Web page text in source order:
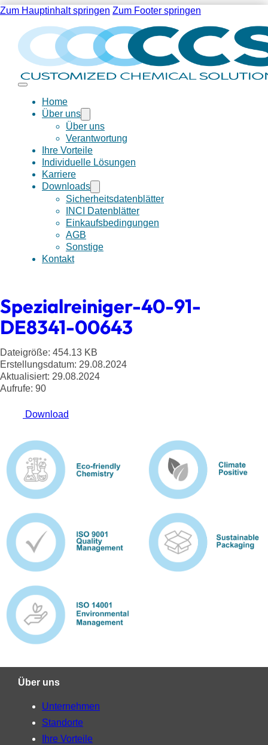
Zum Hauptinhalt springen Zum Footer springen
Home
Über uns
Über uns
Verantwortung
Ihre Vorteile
Individuelle Lösungen
Karriere
Downloads
Sicherheitsdatenblätter
INCI Datenblätter
Einkaufsbedingungen
AGB
Sonstige
Kontakt
Spezialreiniger-40-91-
DE8341-00643
Dateigröße: 454.13 KB
Erstellungsdatum: 29.08.2024
Aktualisiert: 29.08.2024
Aufrufe: 90
Download
Über uns
Unternehmen
Standorte
Ihre Vorteile